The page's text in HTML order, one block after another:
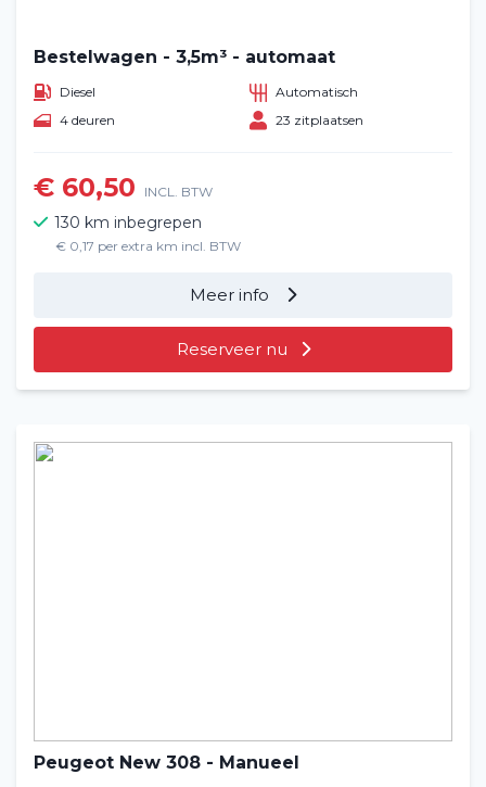
Bestelwagen - 3,5m³ - automaat
Diesel
Automatisch
4 deuren
23 zitplaatsen
€ 60,50 INCL. BTW
130 km inbegrepen
€ 0,17 per extra km incl. BTW
Meer info
Reserveer nu
Peugeot New 308 - Manueel